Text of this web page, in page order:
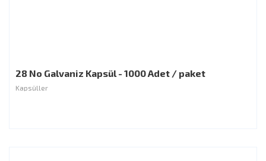
28 No Galvaniz Kapsül - 1000 Adet / paket
Kapsüller